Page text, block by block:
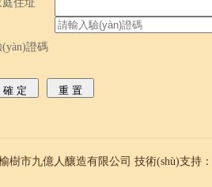
庭住址
(yàn)證碼
確 定 重 置
樹市九億人釀造有限公司 技術(shù)支持：